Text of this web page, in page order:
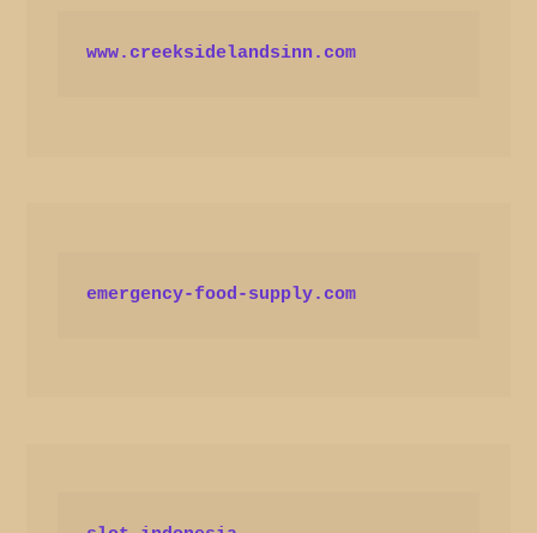
www.creeksidelandsinn.com
emergency-food-supply.com